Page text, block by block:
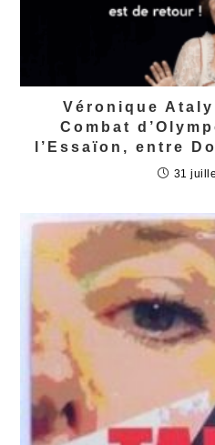
Véronique
Combat
l’Essaïon, entre
31